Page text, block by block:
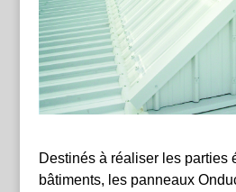
Destinés à réaliser les parties
bâtiments, les panneaux